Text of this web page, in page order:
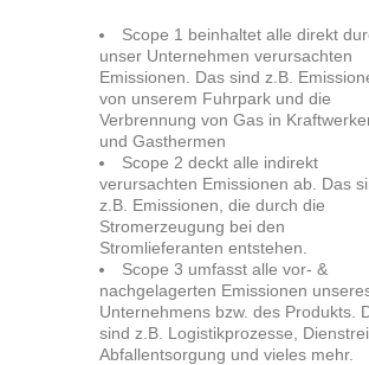
Scope 1 beinhaltet alle direkt
unser Unternehmen verursachten
Emissionen. Das sind z.B.
von unserem Fuhrpark und die
Verbrennung von Gas in
und Gasthermen
Scope 2 deckt alle indirekt
verursachten Emissionen ab. Das
z.B. Emissionen, die durch die
Stromerzeugung bei den
Stromlieferanten entstehen.
Scope 3 umfasst alle vor- &
nachgelagerten Emissionen
Unternehmens bzw. des Produkts.
sind z.B. Logistikprozesse,
Abfallentsorgung und vieles mehr.